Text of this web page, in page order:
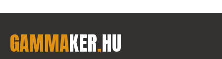
GAMMAKER.HU